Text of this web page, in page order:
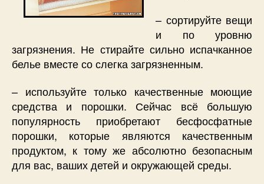
– сортируйте вещи
и по уровню
загрязнения. Не стирайте сильно испачканное
белье вместе со слегка загрязненным.
– используйте только качественные моющие
средства и порошки. Сейчас всё большую
популярность приобретают бесфосфатные
порошки, которые являются качественным
продуктом, к тому же абсолютно безопасным
для вас, ваших детей и окружающей среды.